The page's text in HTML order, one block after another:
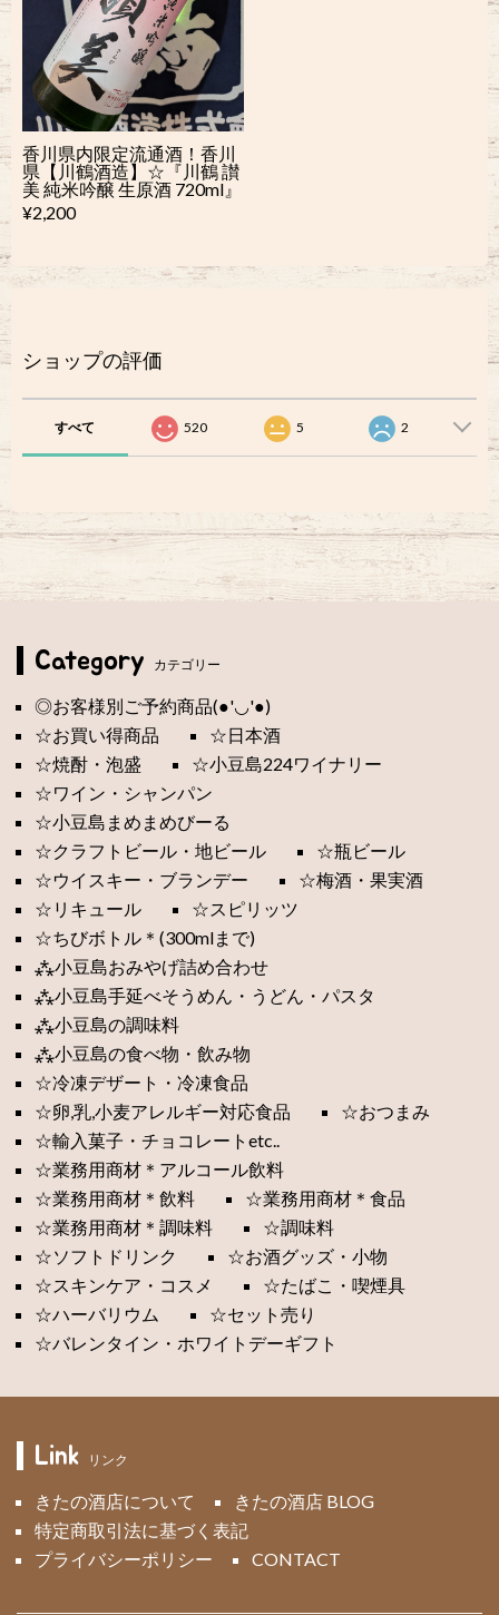
香川県内限定流通酒！香川
県【川鶴酒造】☆『川鶴 讃
美 純米吟醸 生原酒 720ml』
¥2,200
ショップの評価
すべて 520 5 2
Category カテゴリー
◎お客様別ご予約商品(●'◡'●)
☆お買い得商品
☆日本酒
☆焼酎・泡盛
☆小豆島224ワイナリー
☆ワイン・シャンパン
☆小豆島まめまめびーる
☆クラフトビール・地ビール
☆瓶ビール
☆ウイスキー・ブランデー
☆梅酒・果実酒
☆リキュール
☆スピリッツ
☆ちびボトル＊(300mlまで)
⁂小豆島おみやげ詰め合わせ
⁂小豆島手延べそうめん・うどん・パスタ
⁂小豆島の調味料
⁂小豆島の食べ物・飲み物
☆冷凍デザート・冷凍食品
☆卵,乳,小麦アレルギー対応食品
☆おつまみ
☆輸入菓子・チョコレートetc..
☆業務用商材＊アルコール飲料
☆業務用商材＊飲料
☆業務用商材＊食品
☆業務用商材＊調味料
☆調味料
☆ソフトドリンク
☆お酒グッズ・小物
☆スキンケア・コスメ
☆たばこ・喫煙具
☆ハーバリウム
☆セット売り
☆バレンタイン・ホワイトデーギフト
Link リンク
きたの酒店について
きたの酒店 BLOG
特定商取引法に基づく表記
プライバシーポリシー
CONTACT